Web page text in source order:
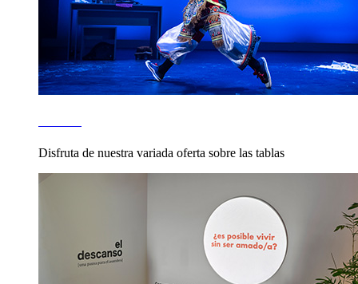
Disfruta de nuestra variada oferta sobre las tablas